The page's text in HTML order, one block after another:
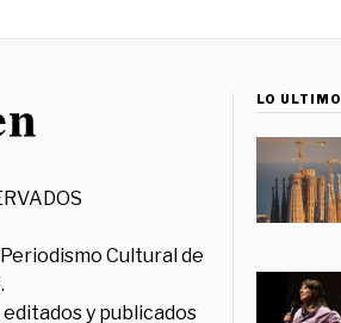
Cultural de
y publicados
LO ÚLTIMO